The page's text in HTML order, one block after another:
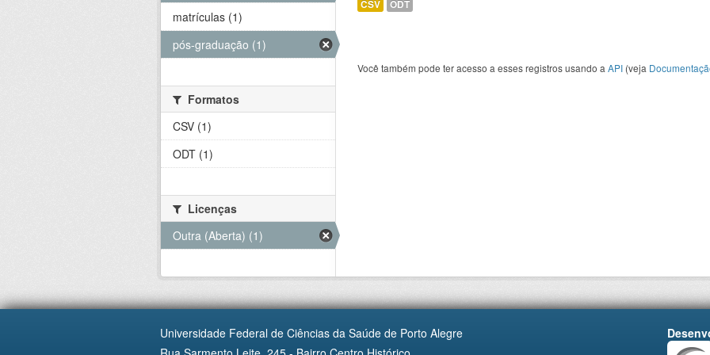
CSV ODT
Você também pode ter acesso a esses registros usando a API (veja
matrículas (1)
pós-graduação (1)
Formatos
CSV (1)
ODT (1)
Licenças
Outra (Aberta) (1)
Universidade Federal de Ciências da Saúde de Porto Alegre